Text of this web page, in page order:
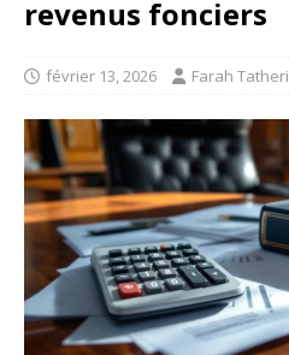
revenus fonciers
février 13, 2026 Farah Tatheri